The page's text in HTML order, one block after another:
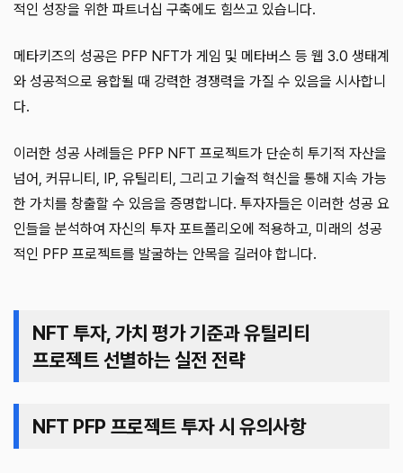
적인 성장을 위한 파트너십 구축에도 힘쓰고 있습니다.
메타키즈의 성공은 PFP NFT가 게임 및 메타버스 등 웹 3.0 생태계
와 성공적으로 융합될 때 강력한 경쟁력을 가질 수 있음을 시사합니
다.
이러한 성공 사례들은 PFP NFT 프로젝트가 단순히 투기적 자산을
넘어, 커뮤니티, IP, 유틸리티, 그리고 기술적 혁신을 통해 지속 가능
한 가치를 창출할 수 있음을 증명합니다. 투자자들은 이러한 성공 요
인들을 분석하여 자신의 투자 포트폴리오에 적용하고, 미래의 성공
적인 PFP 프로젝트를 발굴하는 안목을 길러야 합니다.
NFT 투자, 가치 평가 기준과 유틸리티
프로젝트 선별하는 실전 전략
NFT PFP 프로젝트 투자 시 유의사항